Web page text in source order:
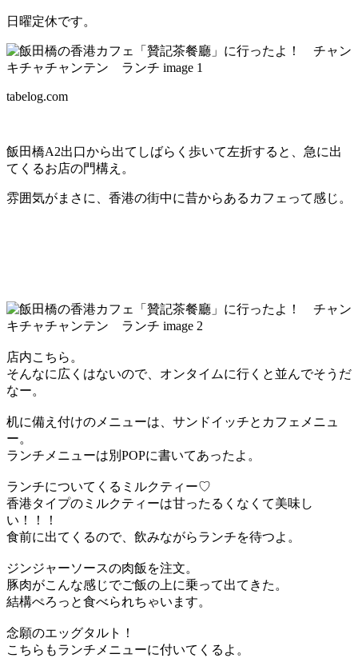
日曜定休です。
tabelog.com
飯田橋A2出口から出てしばらく歩いて左折すると、急に出
てくるお店の門構え。
雰囲気がまさに、香港の街中に昔からあるカフェって感じ。
店内こちら。
そんなに広くはないので、オンタイムに行くと並んでそうだ
なー。
机に備え付けのメニューは、サンドイッチとカフェメニュ
ー。
ランチメニューは別POPに書いてあったよ。
ランチについてくるミルクティー♡
香港タイプのミルクティーは甘ったるくなくて美味し
い！！！
食前に出てくるので、飲みながらランチを待つよ。
ジンジャーソースの肉飯を注文。
豚肉がこんな感じでご飯の上に乗って出てきた。
結構ぺろっと食べられちゃいます。
念願のエッグタルト！
こちらもランチメニューに付いてくるよ。